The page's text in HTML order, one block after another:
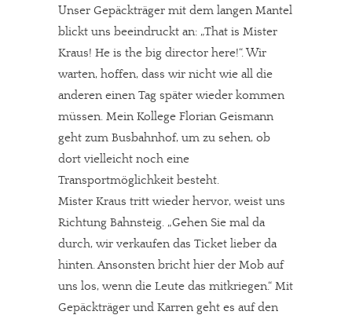
Unser Gepäckträger mit dem langen Mantel
blickt uns beeindruckt an: „That is Mister
Kraus! He is the big director here!“. Wir
warten, hoffen, dass wir nicht wie all die
anderen einen Tag später wieder kommen
müssen. Mein Kollege Florian Geismann
geht zum Busbahnhof, um zu sehen, ob
dort vielleicht noch eine
Transportmöglichkeit besteht.
Mister Kraus tritt wieder hervor, weist uns
Richtung Bahnsteig. „Gehen Sie mal da
durch, wir verkaufen das Ticket lieber da
hinten. Ansonsten bricht hier der Mob auf
uns los, wenn die Leute das mitkriegen.“ Mit
Gepäckträger und Karren geht es auf den